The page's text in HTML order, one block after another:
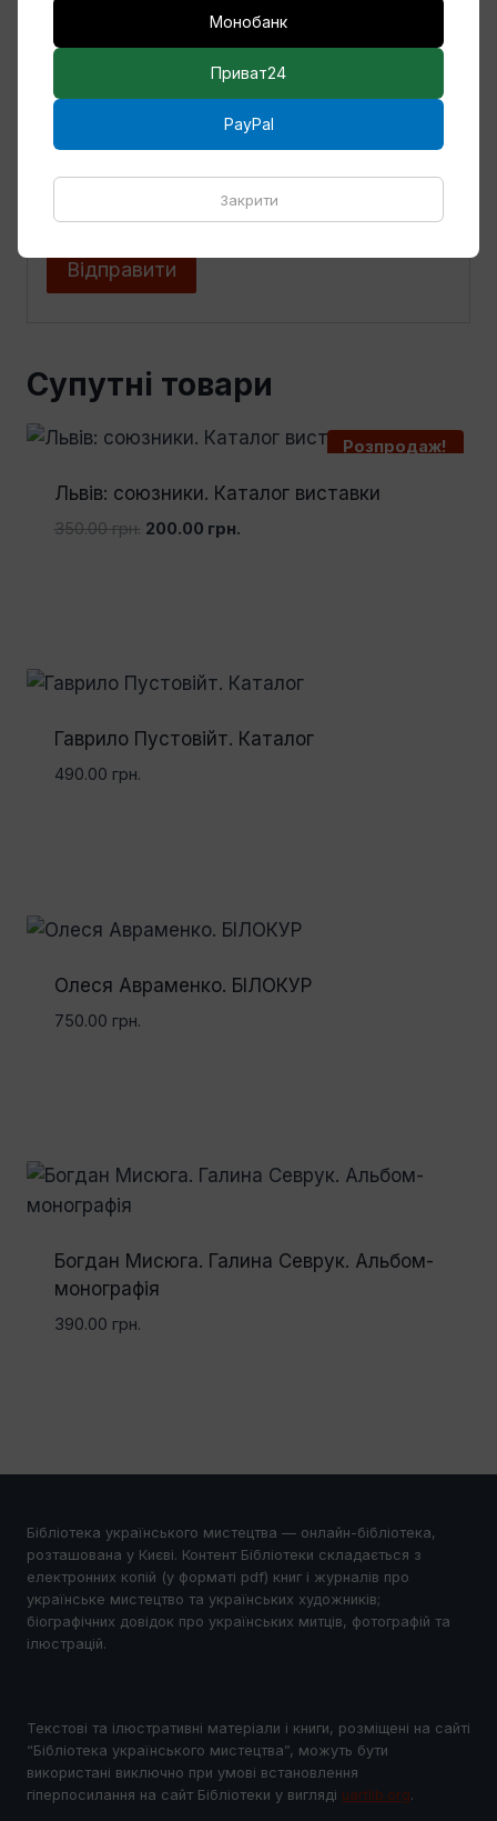
Email
Супутні товари
Розпродаж!
Львів: союзники. Каталог виставки
350.00грн. Оригінальна
200.00 грн.Поточна
Гаврило Пустовійт. Каталог
490.00 грн.
Олеся Авраменко. БІЛОКУР
750.00 грн.
Богдан Мисюга. Галина Севрук. Альбом-
монографія
390.00 грн.
Бібліотека українського мистецтва — онлайн-бібліотека,
розташована у Києві. Контент Бібліотеки складається з
електронних копій (у форматі pdf) книг і журналів про
українське мистецтво та українських художників;
біографічних довідок про українських митців, фотографій та
ілюстрацій.
Текстові та ілюстративні матеріали і книги, розміщені на сайті
“Бібліотека українського мистецтва”, можуть бути
використані виключно при умові встановлення
гіперпосилання на сайт Бібліотеки у виглядi uartlib.org.
Монобанк
Приват24
PayPal
Закрити